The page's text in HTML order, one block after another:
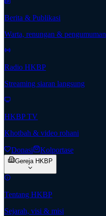
Berita & Publikasi
Warta, renungan & pengumuman
Radio HKBP
Streaming siaran langsung
HKBP TV
Khotbah & video rohani
Donasi Kolportase
Gereja HKBP
Tentang HKBP
Sejarah, visi & misi